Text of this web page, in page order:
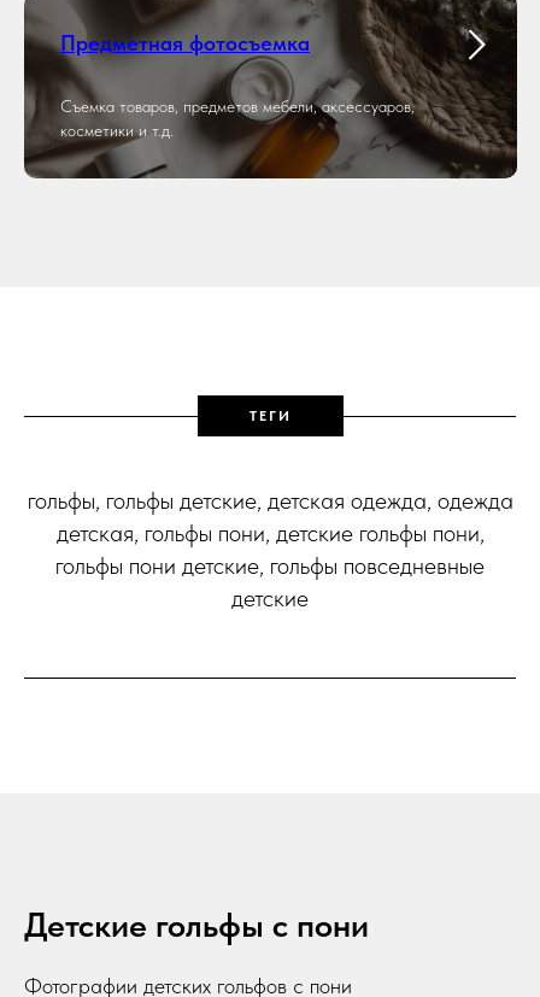
Предметная фотосъемка
Съемка товаров, предметов мебели, аксессуаров,
косметики и т.д.
ТЕГИ
гольфы, гольфы детские, детская одежда, одежда
детская, гольфы пони, детские гольфы пони,
гольфы пони детские, гольфы повседневные
детские
Детские гольфы с пони
Фотографии детских гольфов с пони